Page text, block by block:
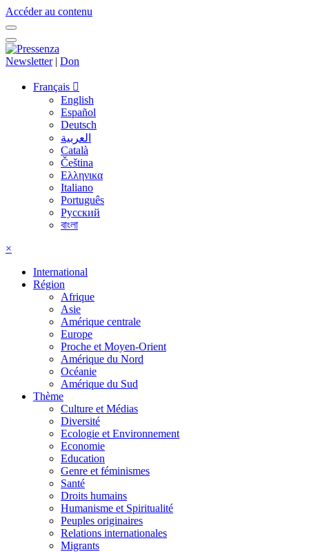
Accéder au contenu
Newsletter| Don
Français
English
Español
Deutsch
العربية
Català
Čeština
Ελληνικα
Italiano
Português
Русский
বাংলা
×
International
Région
Afrique
Asie
Amérique centrale
Europe
Proche et Moyen-Orient
Amérique du Nord
Océanie
Amérique du Sud
Thème
Culture et Médias
Diversité
Ecologie et Environnement
Economie
Education
Genre et féminismes
Santé
Droits humains
Humanisme et Spiritualité
Peuples originaires
Relations internationales
Migrants